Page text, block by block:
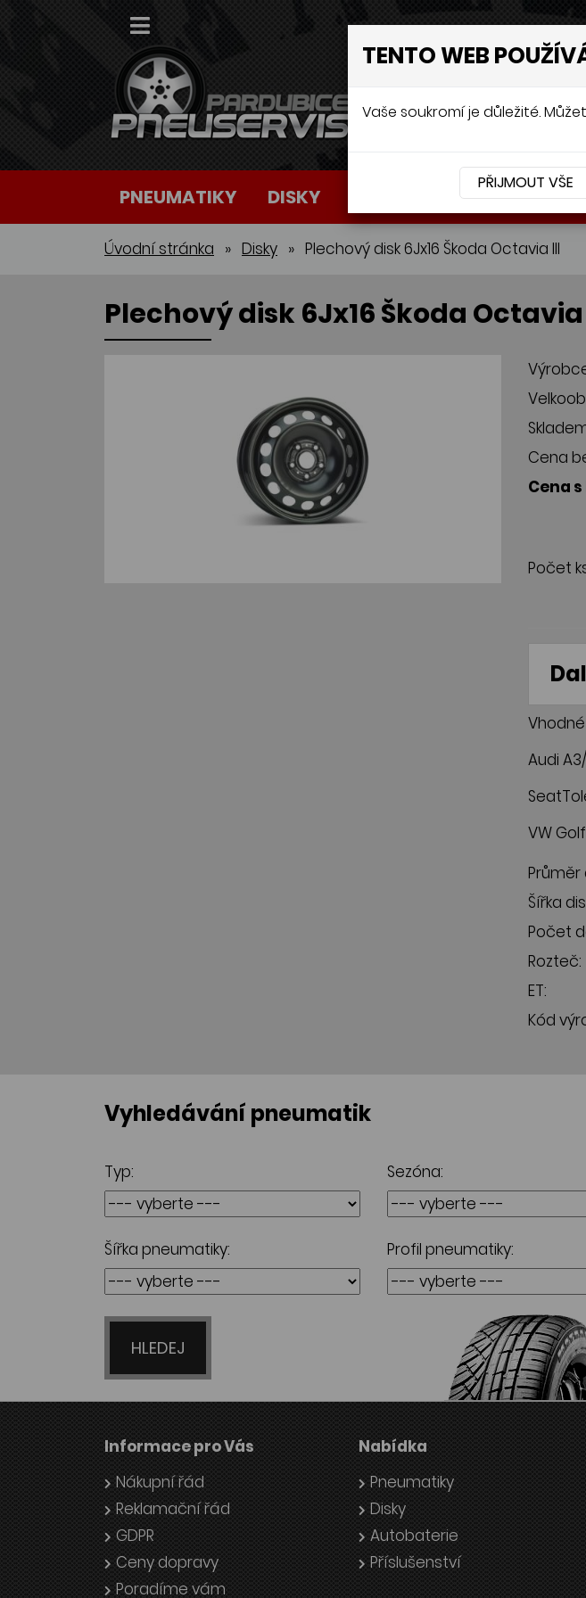
PNEUMATIKY DISKY AUTOBATERIE
Úvodní stránka » Disky » Plechový disk 6Jx16 Škoda Octavia III
Plechový disk 6Jx16 Škoda
Cena
Cena s
Počet
Audi
VW Golf
Průměr
Šířka
Počet
Rozteč:
ET:
Kód
Vyhledávání pneumatik
Typ: Sezóna:
Šířka pneumatiky: Profil pneumatiky:
HLEDEJ
Informace pro Vás
Nákupní řád
Reklamační řád
GDPR
Ceny dopravy
Poradíme vám
Nabídka
Pneumatiky
Disky
Autobaterie
Příslušenství
TENTO WEB
Vaše soukromí je důležité.
PŘIJMOUT VŠE